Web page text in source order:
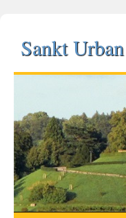
Sankt Urban